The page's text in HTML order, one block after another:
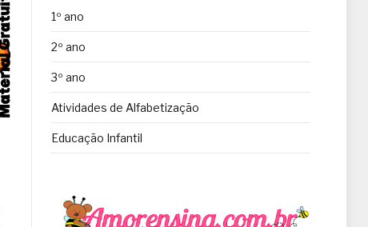
1º ano
2º ano
3º ano
Atividades de Alfabetização
Educação Infantil